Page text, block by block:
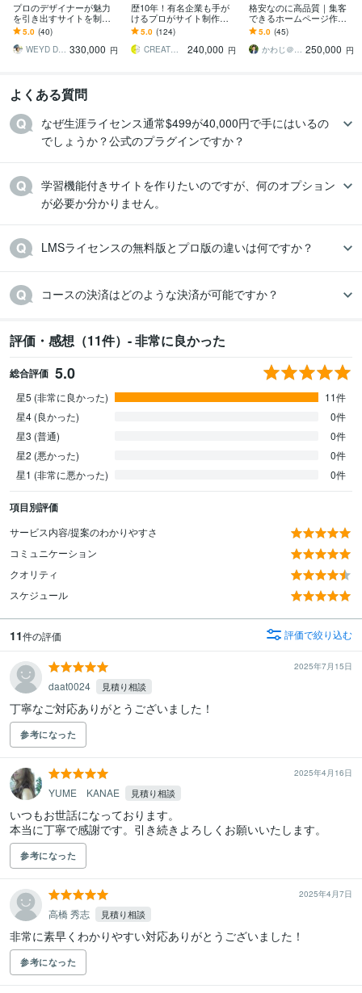
プロのデザイナーが魅力
を引き出すサイトを制作
します 【国内外で経験】
ブランディングを考えた
魅力を引き出すデザイン
5.0 (40)
WEYD DESIGN 330,000 円
歴10年！有名企業も手が
けるプロがサイト制作し
ます 初心者でも安心★ヒ
アリング重視・要望に沿
って柔軟に対応可能
5.0 (124)
CREATORSZERO
240,000 円
格安なのに高品質｜集客
できるホームページ作成
します 歴17年｜実績200
件以上｜マーケ視点で制
作するサービスです
5.0 (45)
かわじ＠WEB制作 250,000 円
よくある質問
なぜ生涯ライセンス通常$499が40,000円で手にはいるの
でしょうか？公式のプラグインですか？
学習機能付きサイトを作りたいのですが、何のオプション
が必要か分かりません。
LMSライセンスの無料版とプロ版の違いは何ですか？
コースの決済はどのような決済が可能ですか？
評価・感想（11件）- 非常に良かった
総合評価 5.0
星5 (非常に良かった)
11件
星4 (良かった)
0件
星3 (普通)
0件
星2 (悪かった)
0件
星1 (非常に悪かった)
0件
項目別評価
サービス内容/提案のわかりやすさ
コミュニケーション
クオリティ
スケジュール
11件の評価 評価で絞り込む
2025年7月15日
daat0024 見積り相談
丁寧なご対応ありがとうございました！
参考になった
2025年4月16日
YUME KANAE 見積り相談
いつもお世話になっております。
本当に丁寧で感謝です。引き続きよろしくお願いいたします。
参考になった
2025年4月7日
高橋 秀志 見積り相談
非常に素早くわかりやすい対応ありがとうございました！
参考になった